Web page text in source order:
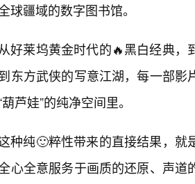
球疆域的数字图书馆。
好莱坞黄金时代的🔥黑白经典
东方武侠的写意江湖，每一部
芦娃”的纯净空间里。
种纯🙂粹性带来的直接结果，就
心全意服务于画质的还原、声